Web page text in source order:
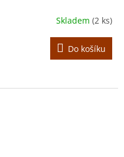
Skladem (2 ks)
Do košíku